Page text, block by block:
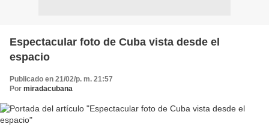
Espectacular foto de Cuba vista desde el
espacio
Publicado en 21/02/p. m. 21:57
Por miradacubana